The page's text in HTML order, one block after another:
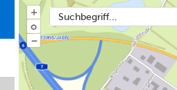
Suchbegriff...
+
o
−